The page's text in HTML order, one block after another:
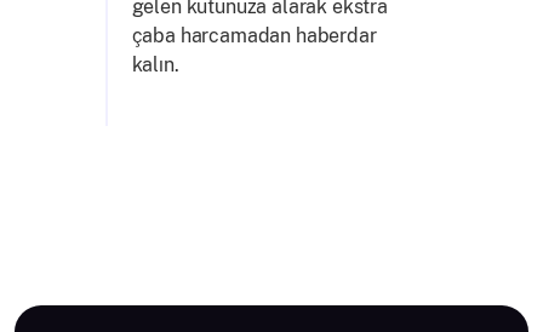
gelen kutunuza alarak ekstra
çaba harcamadan haberdar
kalın.